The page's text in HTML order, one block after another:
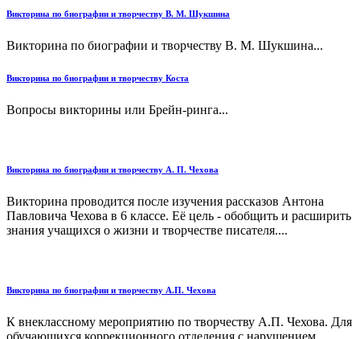
Викторина по биографии и творчеству В. М. Шукшина
Викторина по биографии и творчеству В. М. Шукшина...
Викторина по биографии и творчеству Коста
Вопросы викторины или Брейн-ринга...
Викторина по биографии и творчеству А. П. Чехова
Викторина проводится после изучения рассказов Антона
Павловича Чехова в 6 классе. Её цель - обобщить и расширить
знания учащихся о жизни и творчестве писателя....
Викторина по биографии и творчеству А.П. Чехова
К внеклассному мероприятию по творчеству А.П. Чехова. Для
обучающихся коррекционного отделения с нарушением